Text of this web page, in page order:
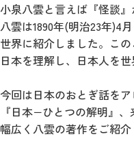
小泉八雲と言えば『怪談
八雲は1890年(明治23年)4
世界に紹介しました。こ
日本を理解し、日本人を
今回は日本のおとぎ話を
『日本−ひとつの解明』
幅広く八雲の著作をご紹介